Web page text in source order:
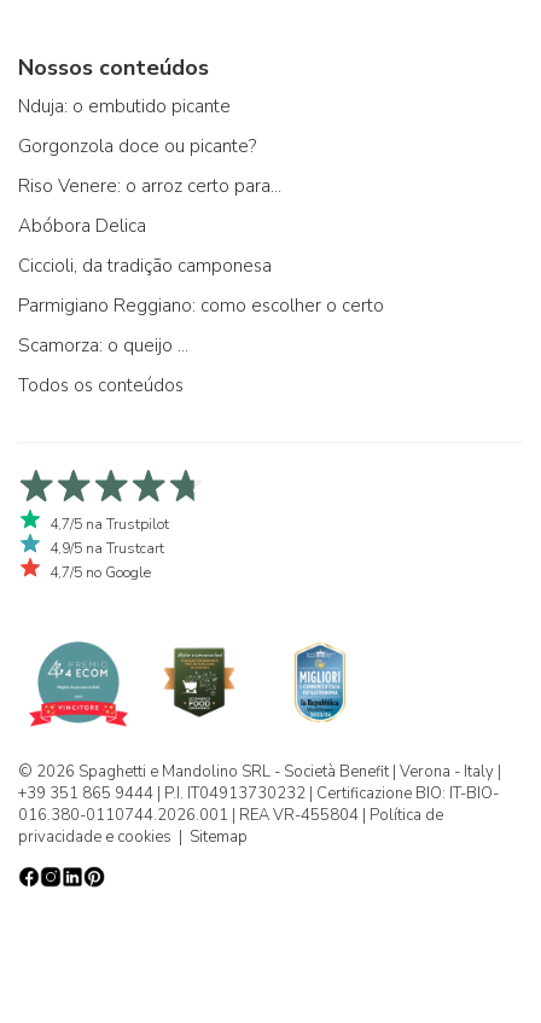
Nossos conteúdos
Nduja: o embutido picante
Gorgonzola doce ou picante?
Riso Venere: o arroz certo para...
Abóbora Delica
Ciccioli, da tradição camponesa
Parmigiano Reggiano: como escolher o certo
Scamorza: o queijo ...
Todos os conteúdos
4,7/5 na Trustpilot
4,9/5 na Trustcart
4,7/5 no Google
© 2026 Spaghetti e Mandolino SRL - Società Benefit | Verona - Italy |
+39 351 865 9444 | P.I. IT04913730232 | Certificazione BIO: IT-BIO-
016.380-0110744.2026.001 | REA VR-455804 | Política de
privacidade e cookies | Sitemap